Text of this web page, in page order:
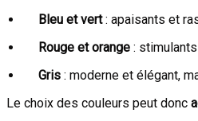
Bleu et vert: apaisants et
Rouge et orange :
Gris : moderne et élégant,
Le choix des couleurs peut donc